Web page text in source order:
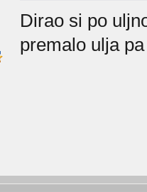
Dirao si po
premalo ulja